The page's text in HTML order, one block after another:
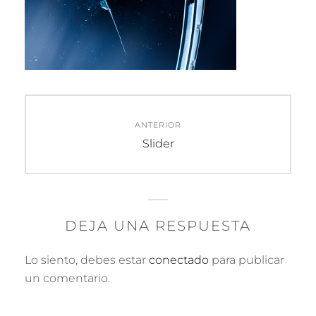
entradas
ANTERIOR
Entrada
Slider
DEJA UNA RESPUESTA
Lo siento, debes estar conectado para publicar
un comentario.